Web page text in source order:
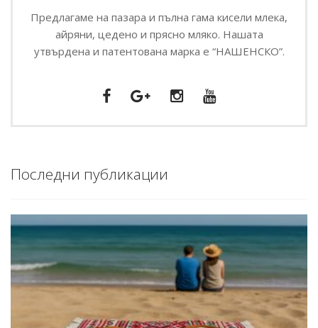
Предлагаме на пазара и пълна гама кисели млека,
айряни, цедено и прясно мляко. Нашата
утвърдена и патентована марка е “НАШЕНСКО”.
Последни публикации